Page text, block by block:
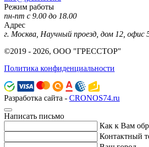
Режим работы
пн-пт с 9.00 до 18.00
Адрес
г. Москва, Научный проезд, дом 12,
©2019 - 2026, ООО "ГРЕССТОР"
Политика конфиденциальности
Разработка сайта - CRONOS74.ru
Написать письмо
Как к Вам
Контактный